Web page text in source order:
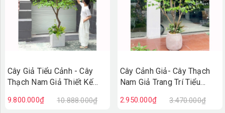
Cây Giả Tiểu Cảnh - Cây
Thạch Nam Giả Thiết Kế
Gian Lớn- CC1389
9.800.000₫ 10.888.000₫
Cây Cảnh Giả- Cây Thạch
Nam Giả Trang Trí Tiểu
2.950.000₫ 3.470.000₫